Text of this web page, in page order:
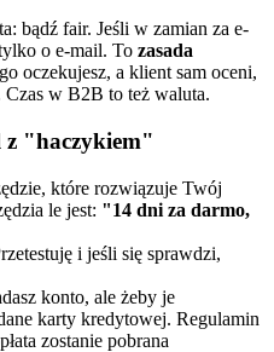
bądź fair. Jeśli w zamian za e-
o e-mail. To zasada
oczekujesz, a klient sam oceni,
w B2B to też waluta.
z "haczykiem"
które rozwiązuje Twój
le jest: "14 dni za darmo,
i jeśli się sprawdzi,
konto, ale żeby je
karty kredytowej. Regulamin
zostanie pobrana